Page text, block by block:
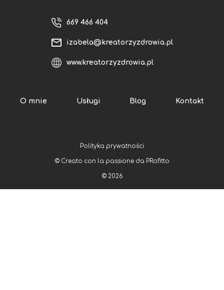
669 466 404
izabela@kreatorzyzdrowia.pl
www.kreatorzyzdrowia.pl
O mnie Usługi Blog Kontakt
Polityka prywatności
© Creato con la passione da PRofitto
© 2026